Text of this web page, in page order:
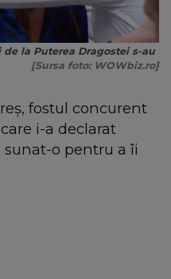
la Puterea Dragostei s-au
[Sursa foto: WOWbiz.ro]
fostul concurent
i-a declarat
sunat-o pentru a îi